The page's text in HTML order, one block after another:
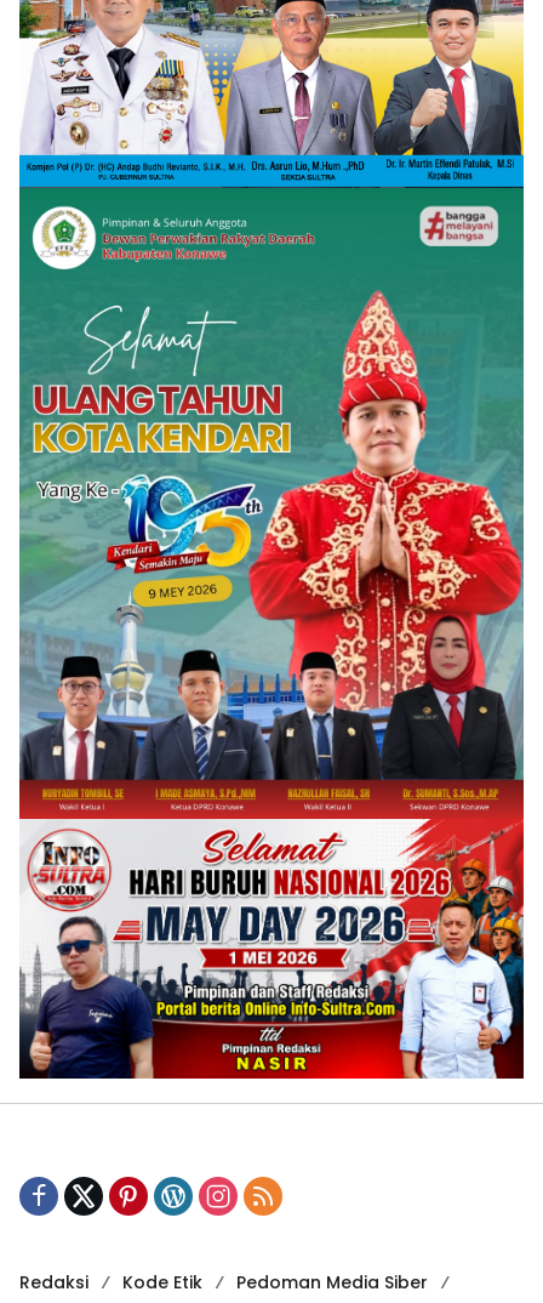
Redaksi Kode Etik
Pedoman Media Siber